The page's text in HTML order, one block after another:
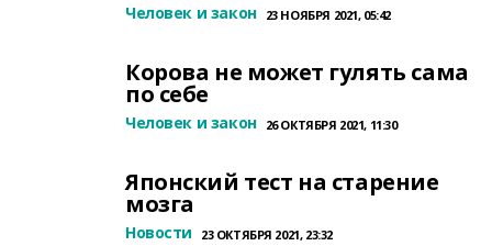
Человек и закон 23 НОЯБРЯ 2021, 05:42
Корова не может гулять сама
по себе
Человек и закон 26 ОКТЯБРЯ 2021, 11:30
Японский тест на старение
мозга
Новости 23 ОКТЯБРЯ 2021, 23:32